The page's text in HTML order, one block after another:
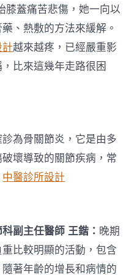
節
炎
這
些
JIUYI
俱
計
癥
狀
要
留
膝蓋痛苦悲傷，她一向以
、熱敷的方法來緩解。
計越來越疼，已經嚴重影
比來這幾年走路很困
為骨關節炎，它是由多
壞導致的關節疾病，常
中醫診所設計
副主任醫師 王鍇： 晚期
比較明顯的活動，包含
著年齡的增長和病情的